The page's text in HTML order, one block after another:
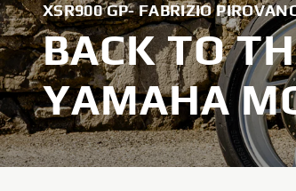
XSR900 GP- FABRIZIO
BACK TO
YAMAHA